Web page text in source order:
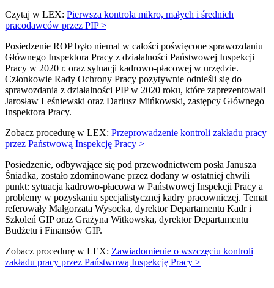
Czytaj w LEX: Pierwsza kontrola mikro, małych i średnich
pracodawców przez PIP >
Posiedzenie ROP było niemal w całości poświęcone sprawozdaniu
Głównego Inspektora Pracy z działalności Państwowej Inspekcji
Pracy w 2020 r. oraz sytuacji kadrowo-płacowej w urzędzie.
Członkowie Rady Ochrony Pracy pozytywnie odnieśli się do
sprawozdania z działalności PIP w 2020 roku, które zaprezentowali
Jarosław Leśniewski oraz Dariusz Mińkowski, zastępcy Głównego
Inspektora Pracy.
Zobacz procedurę w LEX: Przeprowadzenie kontroli zakładu pracy
przez Państwową Inspekcję Pracy >
Posiedzenie, odbywające się pod przewodnictwem posła Janusza
Śniadka, zostało zdominowane przez dodany w ostatniej chwili
punkt: sytuacja kadrowo-płacowa w Państwowej Inspekcji Pracy a
problemy w pozyskaniu specjalistycznej kadry pracowniczej. Temat
referowały Małgorzata Wysocka, dyrektor Departamentu Kadr i
Szkoleń GIP oraz Grażyna Witkowska, dyrektor Departamentu
Budżetu i Finansów GIP.
Zobacz procedurę w LEX: Zawiadomienie o wszczęciu kontroli
zakładu pracy przez Państwową Inspekcję Pracy >